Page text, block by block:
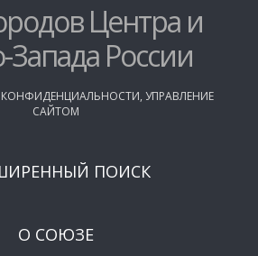
Центра и
Запада России
, УПРАВЛЕНИЕ
САЙТОМ
ПОИСК
О СОЮЗЕ